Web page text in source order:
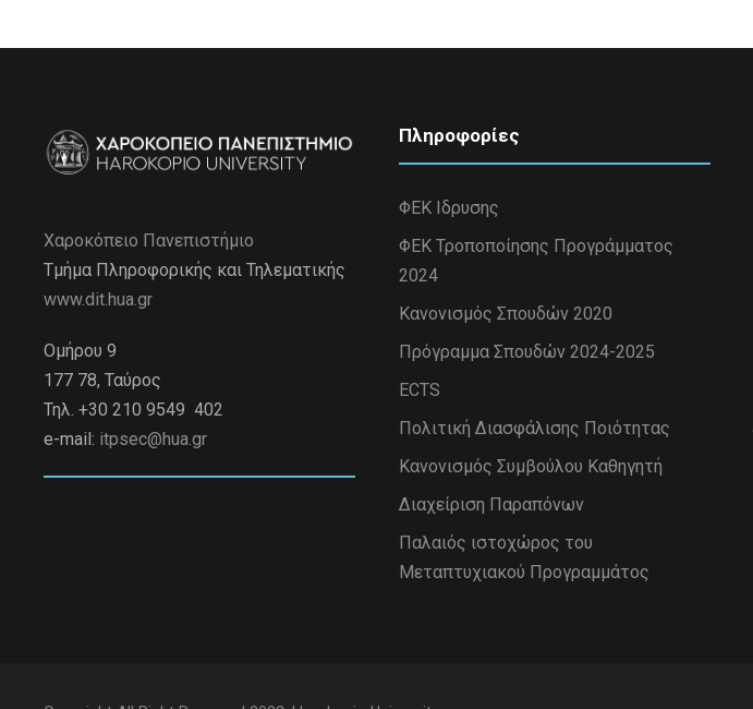
Χαροκόπειο Πανεπιστήμιο
Τμήμα Πληροφορικής και Τηλεματικής
www.dit.hua.gr
Ομήρου 9
177 78, Ταύρος
Τηλ. +30 210 9549 402
e-mail: itpsec@hua.gr
Πληροφορίες
ΦΕΚ Ιδρυσης
ΦΕΚ Τροποποίησης Προγράμματος
2024
Κανονισμός Σπουδών 2020
Πρόγραμμα Σπουδών 2024-2025
ECTS
Πολιτική Διασφάλισης Ποιότητας
Κανονισμός Συμβούλου Καθηγητή
Διαχείριση Παραπόνων
Παλαιός ιστοχώρος του
Μεταπτυχιακού Προγραμμάτος